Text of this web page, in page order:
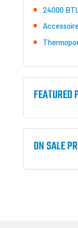
24000
FEATURED
ON SALE